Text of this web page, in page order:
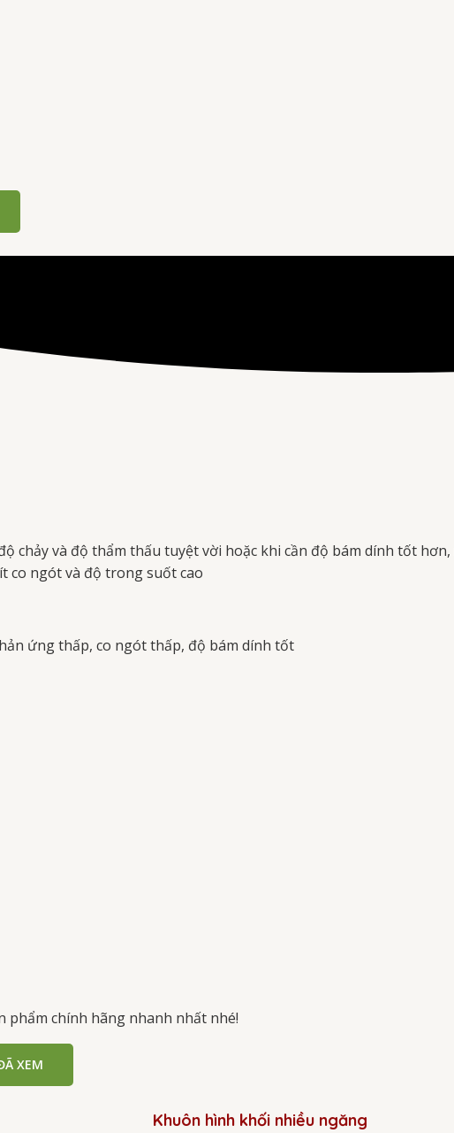
chảy và độ thẩm thấu tuyệt vời hoặc khi cần độ bám dính tốt hơn,
co ngót và độ trong suốt cao
ứng thấp, co ngót thấp, độ bám dính tốt
phẩm chính hãng nhanh nhất nhé!
XEM
Khuôn hình khối nhiều ngăng